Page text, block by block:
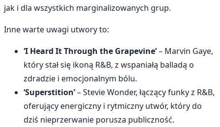
jak i dla wszystkich marginalizowanych grup.
Inne warte uwagi utwory to:
‘I Heard It Through the Grapevine’– Marvin Gaye,
który stał się ikoną R&B, z wspaniałą balladą o
zdradzie i emocjonalnym bólu.
‘Superstition’– Stevie Wonder, łączący funky z R&B,
oferujący energiczny i rytmiczny utwór, który do
dziś nieprzerwanie porusza publiczność.